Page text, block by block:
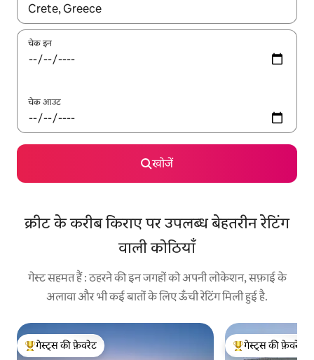
नतीजों के उपलब्ध होने पर, अप और डाउन 'ऐरो की' का इस्तेमाल करके नेविगेट
चेक इन
चेक आउट
खोजें
क्रीट के करीब किराए पर उपलब्ध बेहतरीन रेटिंग
वाली कोठियाँ
गेस्ट सहमत हैं : ठहरने की इन जगहों को अपनी लोकेशन, सफ़ाई के
अलावा और भी कई बातों के लिए ऊँची रेटिंग मिली हुई है.
गेस्ट्स का टॉप फ़ेवरेट
गेस्ट्स की फ़ेवरेट
गेस्ट्स का टॉप फ़ेवरेट
गेस्ट्स की फ़ेवरेट